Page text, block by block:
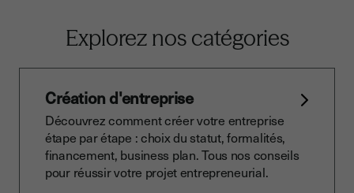
Explorez nos catégories
Création d'entreprise
Découvrez comment créer votre entreprise
étape par étape : choix du statut, formalités,
financement, business plan. Tous nos conseils
pour réussir votre projet entrepreneurial.